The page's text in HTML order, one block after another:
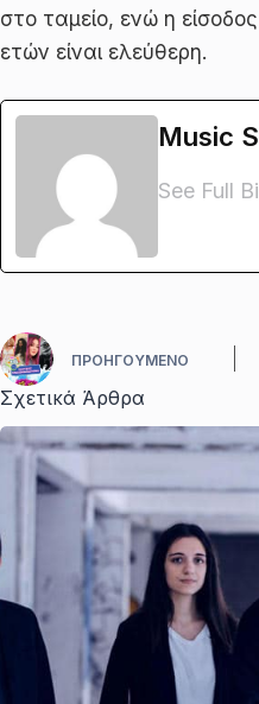
στο ταμείο, ενώ η είσοδος
ετών είναι ελεύθερη.
Music
See Full
ΠΡΟΗΓΟΎΜΕΝΟ
Σχετικά Άρθρα